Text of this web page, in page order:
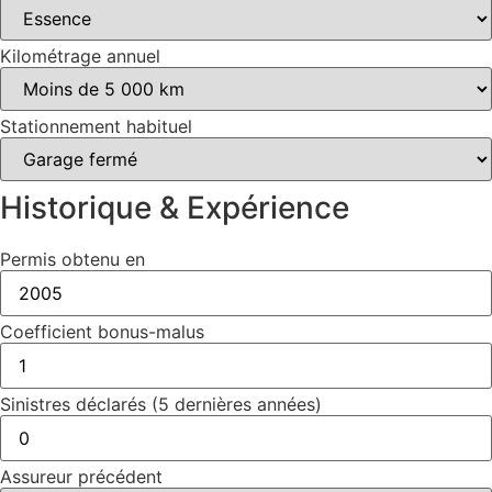
Kilométrage annuel
Stationnement habituel
Historique & Expérience
Permis obtenu en
Coefficient bonus-malus
Sinistres déclarés (5 dernières années)
Assureur précédent